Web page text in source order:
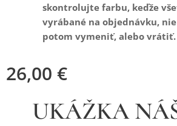
skontrolujte farbu, keďže
vyrábané na objednávku,
potom vymeniť, alebo vrátiť.
26,00 €
UKÁŽKA